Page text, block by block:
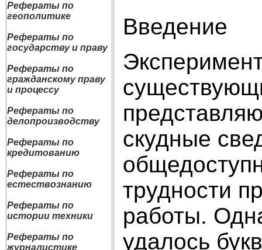
Рефераты по
геополитике
Рефераты по
государству и праву
Рефераты по
гражданскому праву
и процессу
Рефераты по
делопроизводству
Рефераты по
кредитованию
Рефераты по
естествознанию
Рефераты по
истории техники
Рефераты по
журналистике
Введение
скудные
трудности
работы.
удалось